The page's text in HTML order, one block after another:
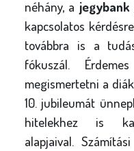
néhány, a jegybank
kapcsolatos
továbbra is a
fókuszál.
megismertetni a
10. jubileumát
hitelekhez is
alapjaival.